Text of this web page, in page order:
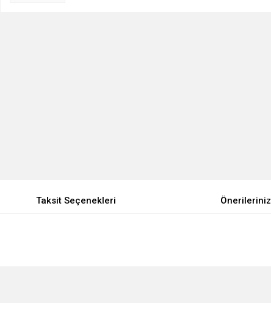
Taksit Seçenekleri Önerileriniz